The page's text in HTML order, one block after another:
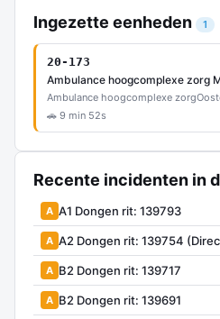
Ingezette eenheden 1
20-173
Ambulance hoogcomplexe zorg
Ambulance hoogcomplexe zorg
🚗 9 min 52s
Recente incidenten in
A A1 Dongen rit: 139793
A A2 Dongen rit: 139754
A B2 Dongen rit: 139717
A B2 Dongen rit: 139691